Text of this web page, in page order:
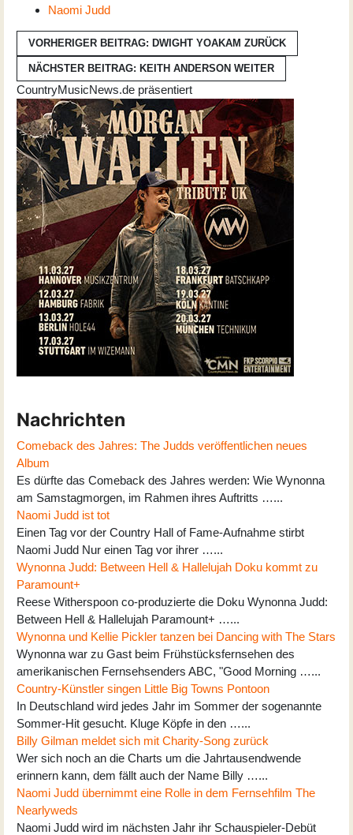
Naomi Judd
VORHERIGER BEITRAG: DWIGHT YOAKAM ZURÜCK
NÄCHSTER BEITRAG: KEITH ANDERSON WEITER
CountryMusicNews.de präsentiert
Nachrichten
Comeback des Jahres: The Judds veröffentlichen neues
Album
Es dürfte das Comeback des Jahres werden: Wie Wynonna
am Samstagmorgen, im Rahmen ihres Auftritts …...
Naomi Judd ist tot
Einen Tag vor der Country Hall of Fame-Aufnahme stirbt
Naomi Judd Nur einen Tag vor ihrer …...
Wynonna Judd: Between Hell & Hallelujah Doku kommt zu
Paramount+
Reese Witherspoon co-produzierte die Doku Wynonna Judd:
Between Hell & Hallelujah Paramount+ …...
Wynonna und Kellie Pickler tanzen bei Dancing with The Stars
Wynonna war zu Gast beim Frühstücksfernsehen des
amerikanischen Fernsehsenders ABC, "Good Morning …...
Country-Künstler singen Little Big Towns Pontoon
In Deutschland wird jedes Jahr im Sommer der sogenannte
Sommer-Hit gesucht. Kluge Köpfe in den …...
Billy Gilman meldet sich mit Charity-Song zurück
Wer sich noch an die Charts um die Jahrtausendwende
erinnern kann, dem fällt auch der Name Billy …...
Naomi Judd übernimmt eine Rolle in dem Fernsehfilm The
Nearlyweds
Naomi Judd wird im nächsten Jahr ihr Schauspieler-Debüt